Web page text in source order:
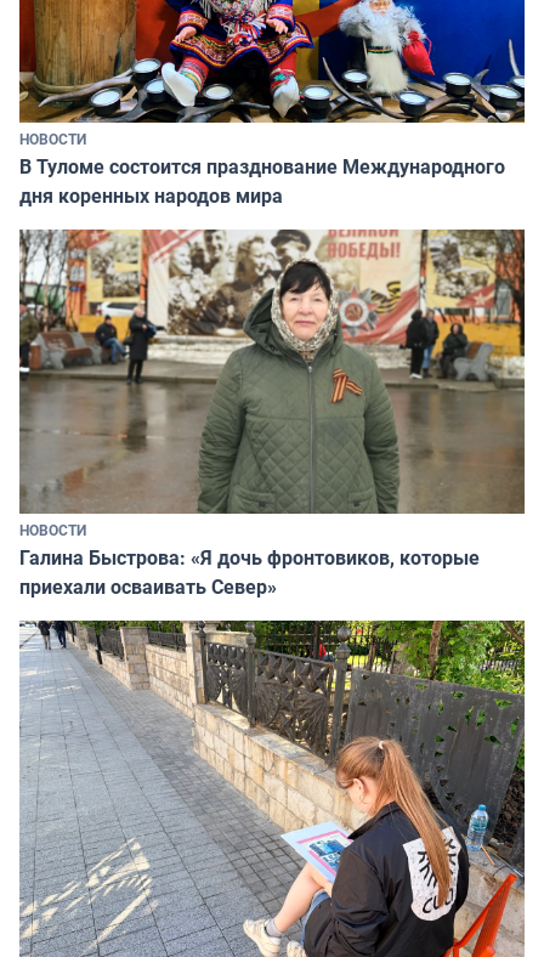
НОВОСТИ
В Туломе состоится празднование Международного
дня коренных народов мира
НОВОСТИ
Галина Быстрова: «Я дочь фронтовиков, которые
приехали осваивать Север»